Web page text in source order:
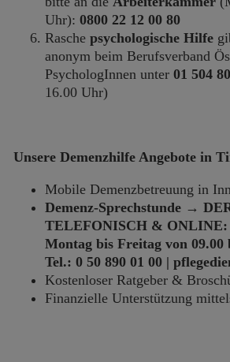
Uhr): 0800 22 12 00 80
Rasche psychologische Hilfe
anonym beim Berufsverband
PsychologInnen unter 01 504
16.00 Uhr)
Unsere Demenzhilfe Angebote in
Mobile Demenzbetreuung in
Demenz-Sprechstunde →
TELEFONISCH & ONLINE:
Montag bis Freitag von
Tel.: 0 50 890 01 00 |
Kostenloser Ratgeber &
Finanzielle Unterstützung